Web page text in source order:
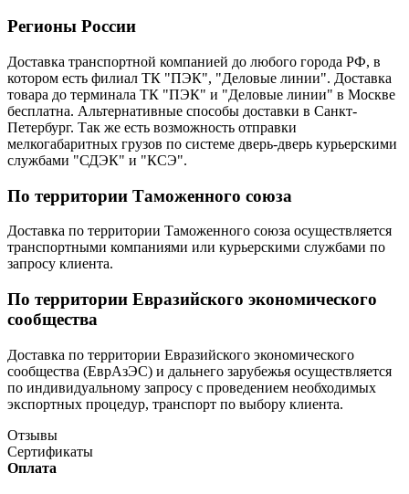
Регионы России
Доставка транспортной компанией до любого города РФ, в
котором есть филиал ТК "ПЭК", "Деловые линии". Доставка
товара до терминала ТК "ПЭК" и "Деловые линии" в Москве
бесплатна. Альтернативные способы доставки в Санкт-
Петербург. Так же есть возможность отправки
мелкогабаритных грузов по системе дверь-дверь курьерскими
службами "СДЭК" и "КСЭ".
По территории Таможенного союза
Доставка по территории Таможенного союза осуществляется
транспортными компаниями или курьерскими службами по
запросу клиента.
По территории Евразийского экономического
сообщества
Доставка по территории Евразийского экономического
сообщества (ЕврАзЭС) и дальнего зарубежья осуществляется
по индивидуальному запросу с проведением необходимых
экспортных процедур, транспорт по выбору клиента.
Отзывы
Сертификаты
Оплата